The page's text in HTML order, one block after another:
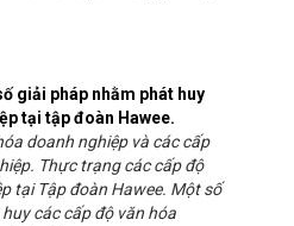
giải pháp nhằm phát huy
tại tập đoàn Hawee.
doanh nghiệp và các cấp
Thực trạng các cấp độ
tại Tập đoàn Hawee. Một số
các cấp độ văn hóa